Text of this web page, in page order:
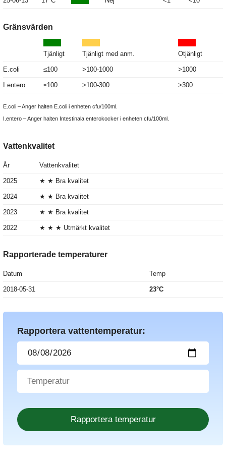
Gränsvärden
Tjänligt Tjänligt med anm. Otjänligt
E.coli ≤100 >100-1000 >1000
I.entero ≤100 >100-300 >300
E.coli – Anger halten E.coli i enheten cfu/100ml.
I.entero – Anger halten Intestinala enterokocker i enheten cfu/100ml.
Vattenkvalitet
År Vattenkvalitet
2025 ★ ★ Bra kvalitet
2024 ★ ★ Bra kvalitet
2023 ★ ★ Bra kvalitet
2022 ★ ★ ★ Utmärkt kvalitet
Rapporterade temperaturer
Datum Temp
2018-05-31 23°C
Rapportera vattentemperatur: